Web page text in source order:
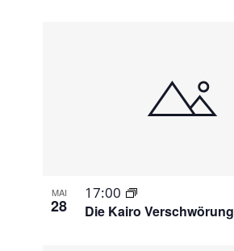
MAI
28 Die Kairo Verschwörung
17:00